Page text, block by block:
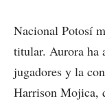
Nacional Potosí
titular. Aurora ha
jugadores y la
Harrison Mojica,